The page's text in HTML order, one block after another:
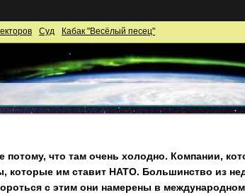
Суд Кабак "Весёлый песец"
потому, что там очень холодно. Компании,
которые им ставит НАТО. Большинство из
с этим они намерены в